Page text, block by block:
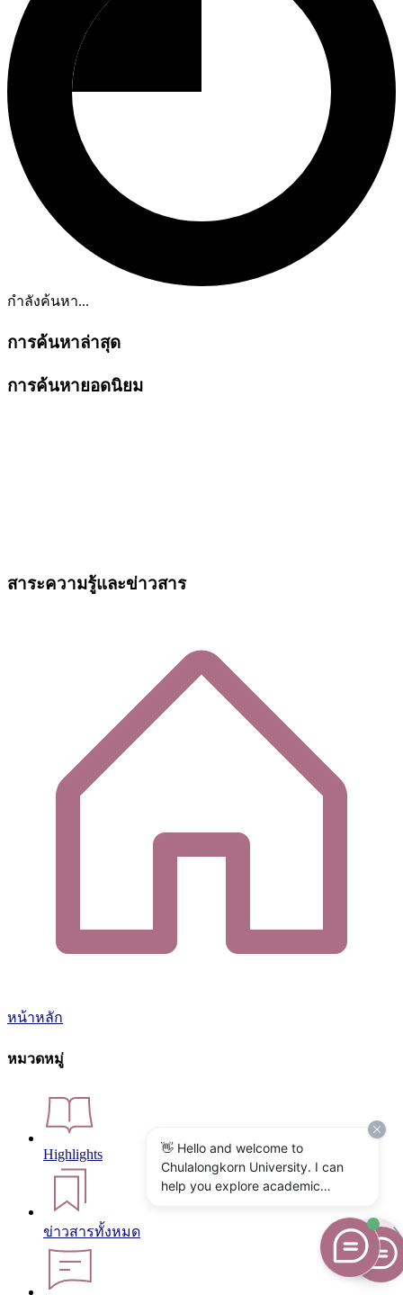
กำลังค้นหา...
การค้นหาล่าสุด
การค้นหายอดนิยม
สาระความรู้และข่าวสาร
หน้าหลัก
หมวดหมู่
Highlights
ข่าวสารทั้งหมด
👋 Hello and welcome to
Chulalongkorn University. I can
help you explore academic